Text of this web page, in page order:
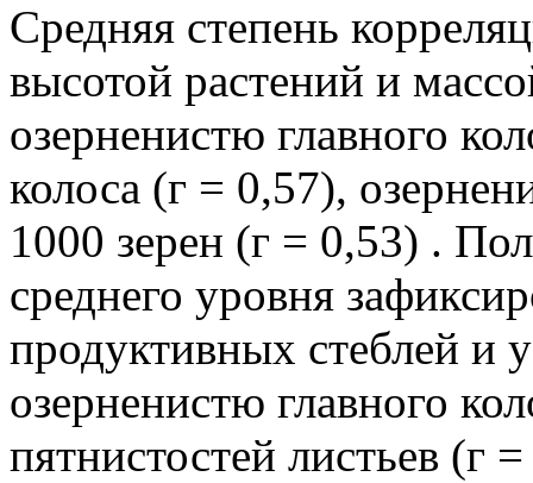
Средняя степень
высотой растений и
озерненистю главного
колоса (г = 0,57),
1000 зерен (г = 0,53) .
среднего уровня
продуктивных стеблей и
озерненистю главного
пятнистостей листьев (г